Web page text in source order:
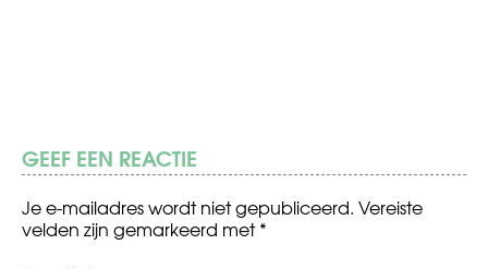
GEEF EEN REACTIE
Je e-mailadres wordt niet gepubliceerd. Vereiste
velden zijn gemarkeerd met*